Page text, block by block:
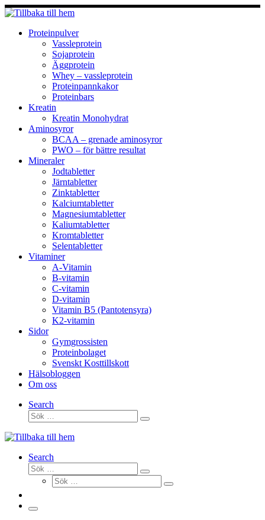
Hoppa
till
innehållProteinpulver
Vassleprotein
Sojaprotein
Äggprotein
Whey – vassleprotein
Proteinpannkakor
Proteinbars
Kreatin
Kreatin Monohydrat
Aminosyror
BCAA – grenade aminosyror
PWO – för bättre resultat
Mineraler
Jodtabletter
Järntabletter
Zinktabletter
Kalciumtabletter
Magnesiumtabletter
Kaliumtabletter
Kromtabletter
Selentabletter
Vitaminer
A-Vitamin
B-vitamin
C-vitamin
D-vitamin
Vitamin B5 (Pantotensyra)
K2-vitamin
Sidor
Gymgrossisten
Proteinbolaget
Svenskt Kosttillskott
Hälsobloggen
Om oss
Search
Sök
Sök
Search
Sök
Sök
Sök
Sök
Meny